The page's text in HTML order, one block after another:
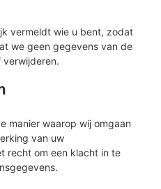
vermeldt wie u bent, zodat
we geen gegevens van de
manier waarop wij omgaan
van uw
recht om een klacht in te